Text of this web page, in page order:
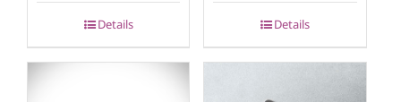
Details Details